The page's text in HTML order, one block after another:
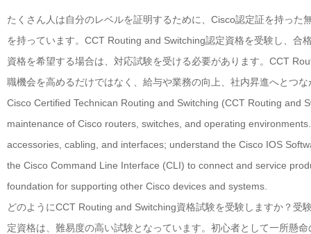
たくさん人は自分のレベルを証明するために、Cisco認定証を持っ
を持っています。CCT Routing and Switching認定資格を受験し、
資格を希望する場合は、対応試験を受ける必要があります。CCT
職機会を高めるだけではなく、給与や業務の向上、社内昇進へとつ
Cisco Certified Technican Routing and Switching (CCT Routing
maintenance of Cisco routers, switches, and operating
accessories, cabling, and interfaces; understand the Cisco IOS
the Cisco Command Line Interface (CLI) to connect and service
foundation for supporting other Cisco devices and systems.
どのようにCCT Routing and Switching資格試験を受験しますか？
定資格は、難易度の高い試験となっています。初心者として一所懸